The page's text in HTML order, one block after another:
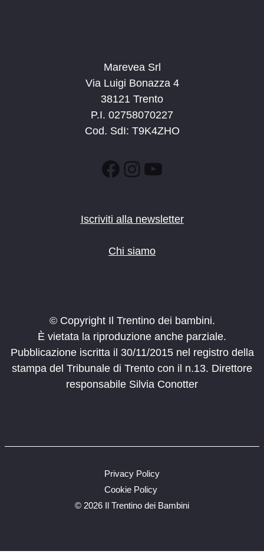
Marevea Srl
Via Luigi Bonazza 4
38121 Trento
P.I. 02758070227
Cod. SdI: T9K4ZHO
Facebook
Instagram
YouTube
Iscriviti alla newsletter
Chi siamo
© Copyright Il Trentino dei bambini.
È vietata la riproduzione anche parziale.
Pubblicazione iscritta il 30/11/2015 nel registro della
stampa del Tribunale di Trento con il n.13. Direttore
responsabile Silvia Conotter
© 2026 Il Trentino dei Bambini
Privacy Policy
Cookie Policy